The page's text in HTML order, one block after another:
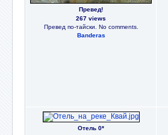
Превед!
267 views
Превед по-тайски. No comments.
Banderas
Отель 0*